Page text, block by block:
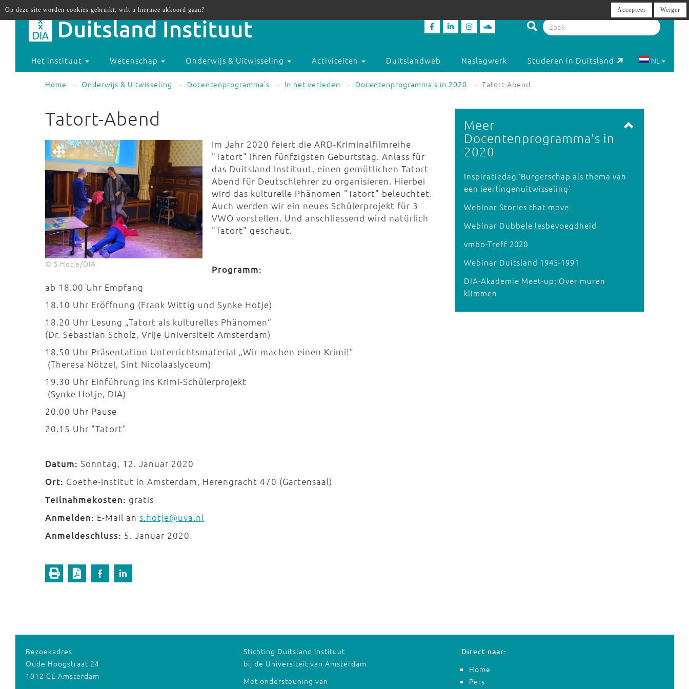
Het instituut Wetenschap Onderwijs & Uitwisseling Activiteiten Duitslandweb Naslagwerk Studeren in Duitsland NL
Home Onderwijs & Uitwisseling Docentenprogramma's In het verleden Docentenprogramma's in 2020 Tatort-Abend
Tatort-Abend
© S.Hotje/DIA
Im Jahr 2020 feiert die ARD-Kriminalfilmreihe
"Tatort" ihren fünfzigsten Geburtstag. Anlass für
das Duitsland Instituut, einen gemütlichen Tatort-
Abend für Deutschlehrer zu organisieren. Hierbei
wird das kulturelle Phänomen "Tatort" beleuchtet.
Auch werden wir ein neues Schülerprojekt für 3
VWO vorstellen. Und anschliessend wird natürlich
"Tatort" geschaut.
Programm:
ab 18.00 Uhr Empfang
18.10 Uhr Eröffnung (Frank Wittig und Synke Hotje)
18.20 Uhr Lesung „Tatort als kulturelles Phänomen“
(Dr. Sebastian Scholz, Vrije Universiteit Amsterdam)
18.50 Uhr Präsentation Unterrichtsmaterial „Wir machen einen Krimi!”
(Theresa Nötzel, Sint Nicolaaslyceum)
19.30 Uhr Einführung ins Krimi-Schülerprojekt
(Synke Hotje, DIA)
20.00 Uhr Pause
20.15 Uhr "Tatort"
Datum: Sonntag, 12. Januar 2020
Ort: Goethe-Institut in Amsterdam, Herengracht 470 (Gartensaal)
Teilnahmekosten: gratis
Anmelden: E-Mail an s.hotje@uva.nl
Anmeldeschluss: 5. Januar 2020
Meer
Docentenprogramma's in
2020
Inspiratiedag ‘Burgerschap als thema van
een leerlingenuitwisseling‘
Webinar Stories that move
Webinar Dubbele lesbevoegdheid
vmbo-Treff 2020
Webinar Duitsland 1945-1991
DIA-Akademie Meet-up: Over muren
klimmen
Bezoekadres
Oude Hoogstraat 24
1012 CE Amsterdam
Stichting Duitsland Instituut
bij de Universiteit van Amsterdam
Met ondersteuning van
Direct naar:
Home
Pers
Op deze site worden cookies gebruikt, wilt u hiermee akkoord gaan? Accepteer Weiger